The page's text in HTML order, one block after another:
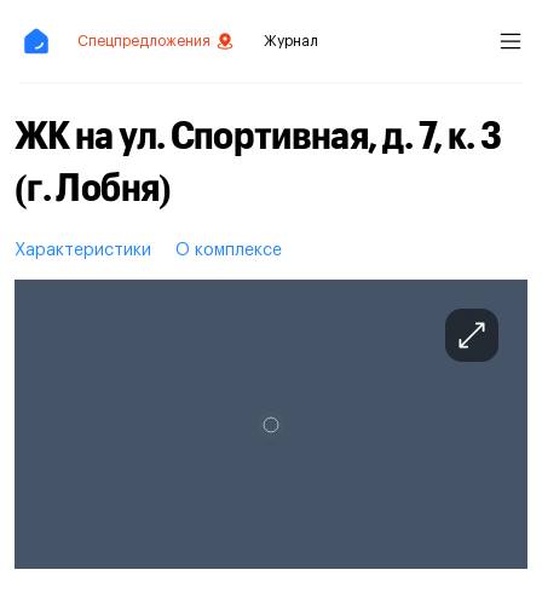
Спецпредложения Журнал
ЖК на ул. Спортивная, д. 7, к. 3
(г. Лобня)
Характеристики О комплексе